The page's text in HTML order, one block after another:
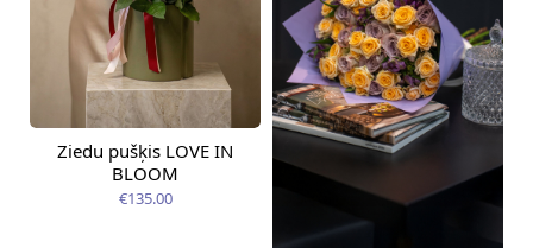
Pieejams šodien
Ziedu pušķis LOVE IN
BLOOM
€135.00